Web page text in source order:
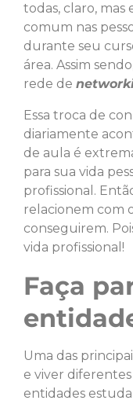
todas, claro,
comum nas
durante seu
área. Assim
rede de
Essa troca de
diariamente
de aula é
para sua vida
profissional.
relacionem com
conseguirem.
vida profissional!
Faça
Uma das
e viver
entidades